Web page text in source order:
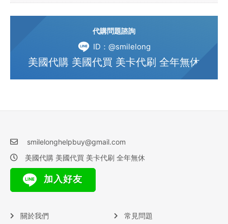
代購問題諮詢
ID：@smilelong
美國代購 美國代買 美卡代刷 全年無休
smilelonghelpbuy@gmail.com
美國代購 美國代買 美卡代刷 全年無休
加入好友
關於我們
常見問題